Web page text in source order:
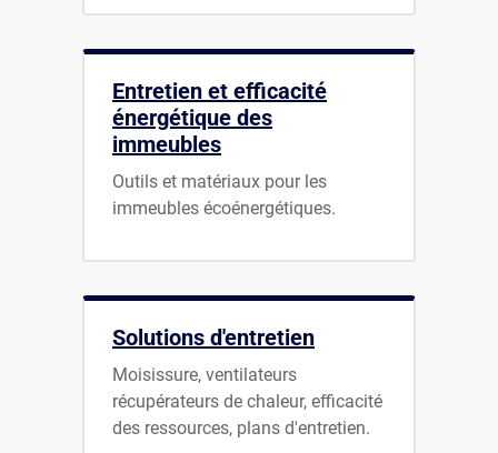
Entretien et efficacité
énergétique des
immeubles
Outils et matériaux pour les
immeubles écoénergétiques.
Solutions d'entretien
Moisissure, ventilateurs
récupérateurs de chaleur, efficacité
des ressources, plans d'entretien.